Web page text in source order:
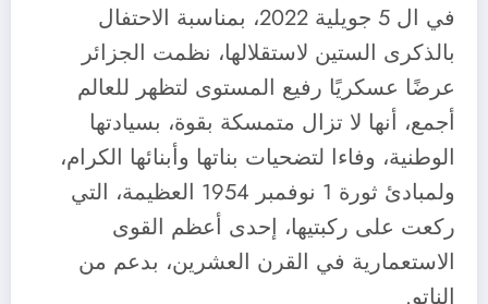
في ال 5 جويلية 2022، بمناسبة الاحتفال
بالذكرى الستين لاستقلالها، نظمت الجزائر
عرضًا عسكريًا رفيع المستوى لتظهر للعالم
أجمع، أنها لا تزال متمسكة بقوة، بسيادتها
الوطنية، وفاءا لتضحيات بناتها وأبنائها الكرام،
ولمبادئ ثورة 1 نوفمبر 1954 العظيمة، التي
ركعت على ركبتيها، إحدى أعظم القوى
الاستعمارية في القرن العشرين، بدعم من
الناتو.